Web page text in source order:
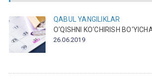
QABUL
YANGILIKLAR
O‘QISHNI KO‘CHIRISH
26.06.2019